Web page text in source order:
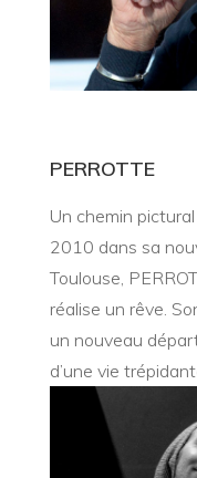
PERROTTE
Un chemin
2010 dans sa
Toulouse,
réalise un rêve.
un nouveau
d’une vie